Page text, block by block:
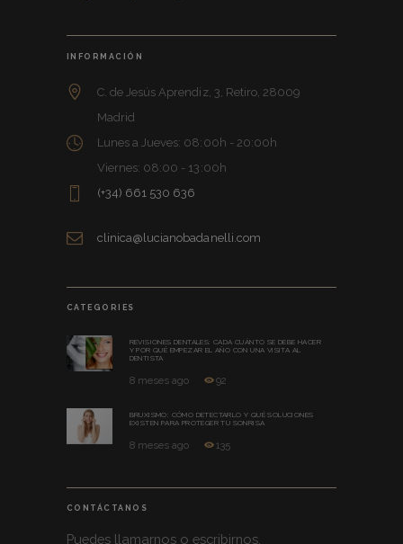
INFORMACIÓN
C. de Jesús Aprendiz, 3, Retiro, 28009
Madrid
Lunes a Jueves: 08:00h - 20:00h
Viernes: 08:00 - 13:00h
(+34) 661 530 636
clinica@lucianobadanelli.com
CATEGORIES
REVISIONES DENTALES: CADA CUÁNTO SE DEBE HACER
Y POR QUÉ EMPEZAR EL AÑO CON UNA VISITA AL
DENTISTA
8 meses ago 92
BRUXISMO: CÓMO DETECTARLO Y QUÉ SOLUCIONES
EXISTEN PARA PROTEGER TU SONRISA
8 meses ago 135
CONTÁCTANOS
Puedes llamarnos o escribirnos.